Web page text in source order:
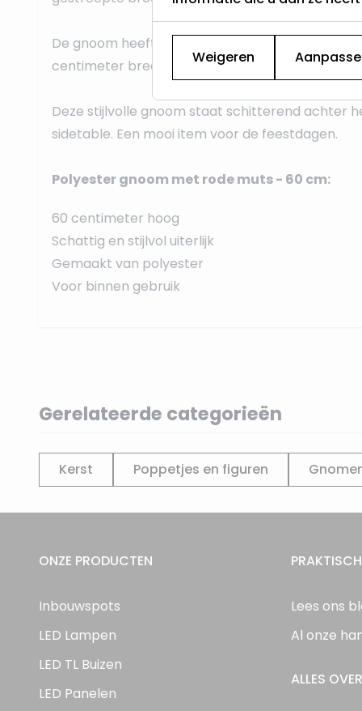
De gnoom heeft een hoogte van maar liefst
centimeter breed en een diepte van 25
Deze stijlvolle gnoom staat schitterend achter
sidetable. Een mooi item voor de feestdagen.
Polyester gnoom met rode muts - 60 cm:
60 centimeter hoog
Schattig en stijlvol uiterlijk
Gemaakt van polyester
Voor binnen gebruik
Gerelateerde categorieën
Kerst Poppetjes en figuren
ONZE PRODUCTEN
Inbouwspots
LED Lampen
LED TL Buizen
LED Panelen
Lees ons
Al onze
ALLES
Weigeren